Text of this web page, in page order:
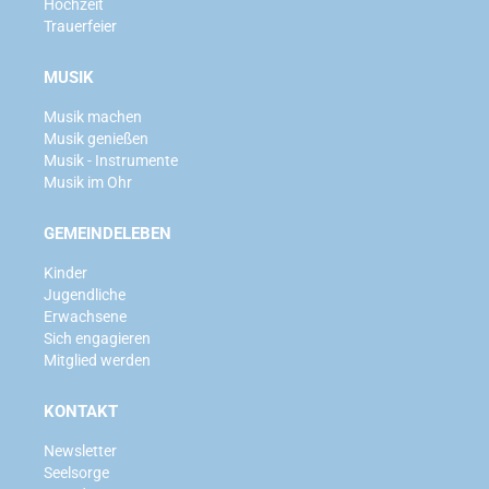
Hochzeit
Trauerfeier
MUSIK
Musik machen
Musik genießen
Musik - Instrumente
Musik im Ohr
GEMEINDELEBEN
Kinder
Jugendliche
Erwachsene
Sich engagieren
Mitglied werden
KONTAKT
Newsletter
Seelsorge